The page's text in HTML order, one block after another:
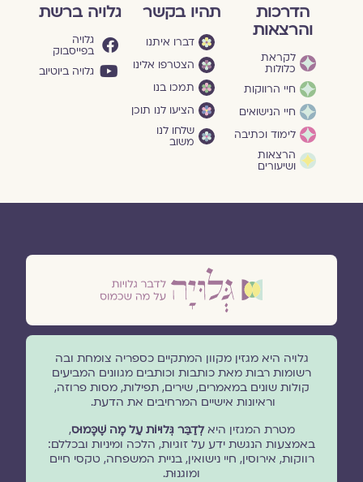
הדרכות
והרצאות
לקראת
כלולות
חיי הרווקות
חיי הנישואים
לימוד וכתיבה
הרצאות
ושיעורים
תהיו בקשר
דברו איתנו
הצטרפו אלינו
תמכו בנו
הציעו לנו תוכן
שלחו לנו
משוב
גלויה ברשת
גלויה
בפייסבוק
גלויה ביוטיוב
גלויה היא מגזין מקוון המתקיים כספריה צומחת ובה
רשומות רבות מאת כותבות וכותבים מגוונים המביעים
קולות שונים במאמרים, שירים, תפילות, מסות פרוזה,
וראיונות אישיים המרחיבים את הדעת.
מטרת המגזין היאלְדַבֵּר גְּלוּיוֹת עַל מָה שֶׁכָּמוּס,
באמצעות הנגשת ידע על זוגיות, הלכה ומיניות ובכללם:
רווקות, אירוסין, חיי נישואין, בניית המשפחה, טקסי חיים
ומוגנוּת.